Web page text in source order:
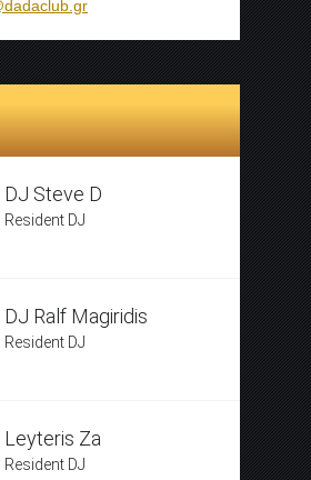
DJ Steve D
Resident DJ
DJ Ralf Magiridis
Resident DJ
Leyteris Za
Resident DJ